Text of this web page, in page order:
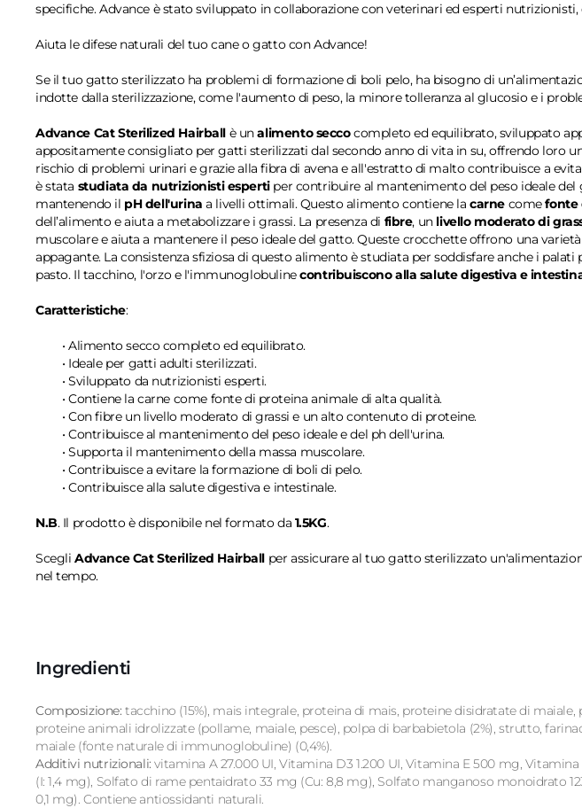
specifiche. Advance è stato sviluppato in collaborazione con veterinari ed esperti
Aiuta le difese naturali del tuo cane o gatto con Advance!
Se il tuo gatto sterilizzato ha problemi di formazione di boli pelo, ha bisogno di
indotte dalla sterilizzazione, come l'aumento di peso, la minore tolleranza al glucosio e i
Advance Cat Sterilized Hairballè unalimento seccocompleto ed equilibrato, sviluppato
appositamente consigliato per gatti sterilizzati dal secondo anno di vita in su, offrendo loro
rischio di problemi urinari e grazie alla fibra di avena e all'estratto di malto contribuisce a
è stata studiata da nutrizionisti espertiper contribuire al mantenimento del peso ideale del
mantenendo il pH dell'urina a livelli ottimali. Questo alimento contiene lacarne comefonte
dell’alimento e aiuta a metabolizzare i grassi. La presenza di fibre, un livello moderato di
muscolare e aiuta a mantenere il peso ideale del gatto. Queste crocchette offrono una
appagante. La consistenza sfiziosa di questo alimento è studiata per soddisfare anche i
pasto. Il tacchino, l'orzo e l'immunoglobulinecontribuiscono alla salute digestiva e
Caratteristiche:
• Alimento secco completo ed equilibrato.
• Ideale per gatti adulti sterilizzati.
• Sviluppato da nutrizionisti esperti.
• Contiene la carne come fonte di proteina animale di alta qualità.
• Con fibre un livello moderato di grassi e un alto contenuto di proteine.
• Contribuisce al mantenimento del peso ideale e del ph dell'urina.
• Supporta il mantenimento della massa muscolare.
• Contribuisce a evitare la formazione di boli di pelo.
• Contribuisce alla salute digestiva e intestinale.
N.B. Il prodotto è disponibile nel formato da 1.5KG.
ScegliAdvance Cat Sterilized Hairball per assicurare al tuo gatto sterilizzato
nel tempo.
Ingredienti
Composizione:tacchino (15%), mais integrale, proteina di mais, proteine disidratate di
proteine animali idrolizzate (pollame, maiale, pesce), polpa di barbabietola (2%), strutto,
maiale (fonte naturale di immunoglobuline) (0,4%).
Additivi nutrizionali: vitamina A 27.000 UI, Vitamina D3 1.200 UI, Vitamina E 500 mg,
(I: 1,4 mg), Solfato di rame pentaidrato 33 mg (Cu: 8,8 mg), Solfato manganoso monoidrato
0,1 mg). Contiene antiossidanti naturali.